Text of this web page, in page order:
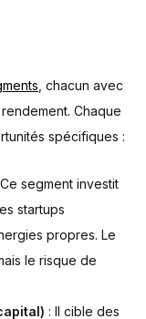
, chacun avec
Chaque
spécifiques :
segment investit
startups
propres. Le
le risque de
: Il cible des